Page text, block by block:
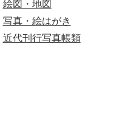
絵図・地図
写真・絵はがき
近代刊行写真帳類